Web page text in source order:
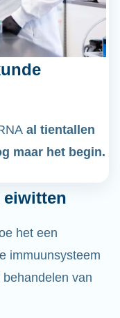
al tientallen
maar het begin.
eiwitten
het een
immuunsysteem
van